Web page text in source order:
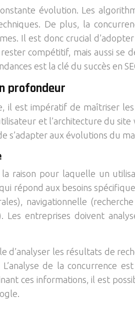
évolution. Les
De plus, la
Il est donc crucial
compétitif, mais aussi se
est la clé du succès en
profondeur
est impératif de maîtriser
et l’architecture du
s’adapter aux évolutions du
la raison pour laquelle un
répond aux besoins
navigationnelle
Les entreprises doivent
d’analyser les résultats de
de la concurrence
ces informations, il est